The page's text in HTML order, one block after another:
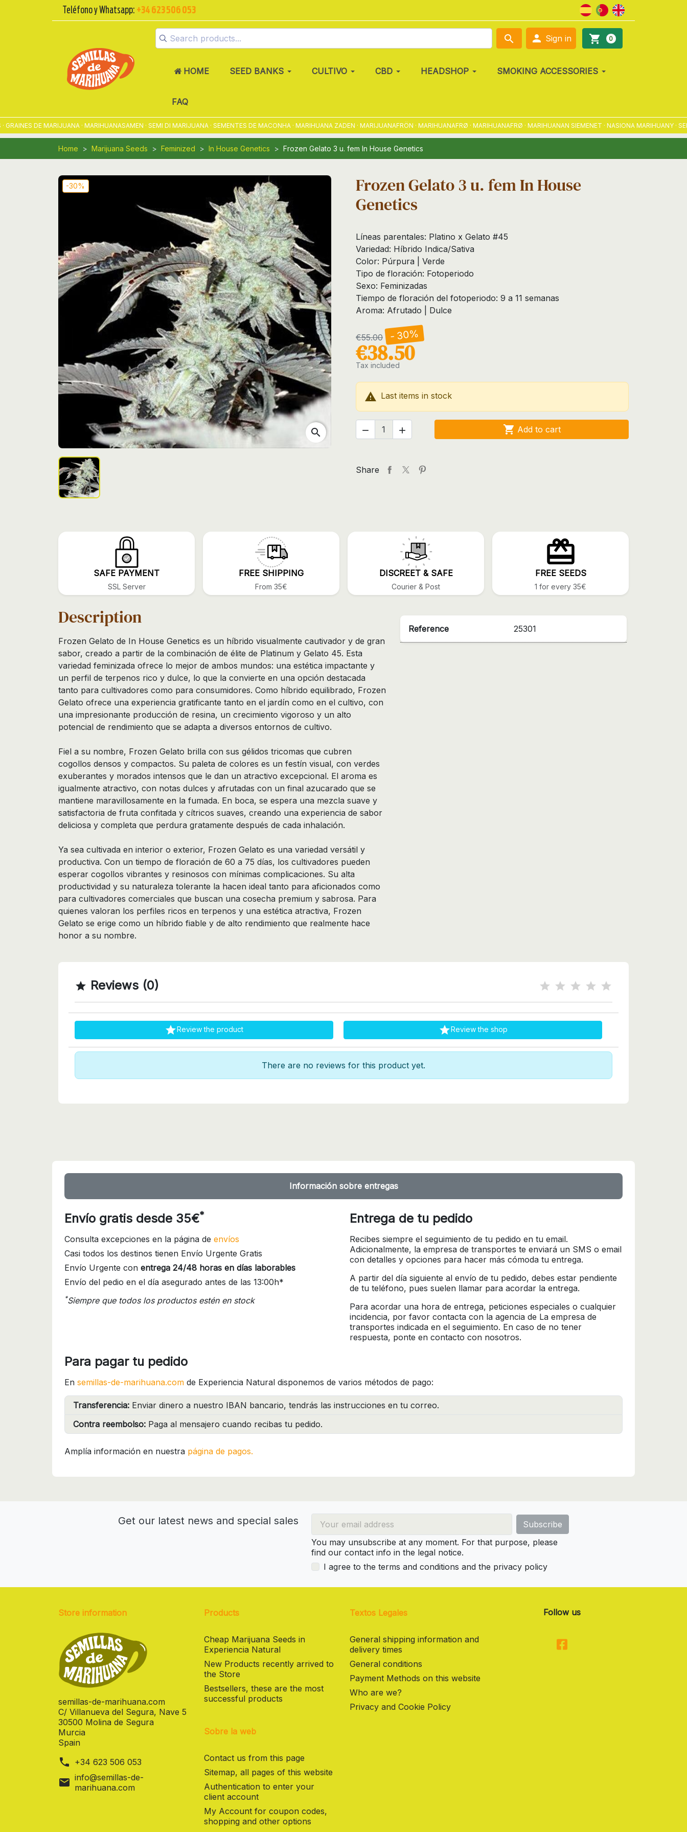
Teléfono y Whatsapp: +34 623 506 053
search  Sign in shopping_cart 0
HOME SEED BANKS CULTIVO CBD HEADSHOP SMOKING ACCESSORIES
FAQ
DE MARIJUANA · MARIHUANASAMEN · SEMI DI MARIJUANA · SEMENTES DE MACONHA · MARIHUANA ZADEN · MARIJUANAFRÖN · MARIHUANAFRØ · MARIHUANAFRØ · MARIHUANAN SIEMENET · NASIONA MARIHUANY ·
Home Marijuana Seeds Feminized In House Genetics Frozen Gelato 3 u. fem In House Genetics
-30%
search
Frozen Gelato 3 u. fem In House
Genetics
Líneas parentales: Platino x Gelato #45
Variedad: Híbrido Indica/Sativa
Color: Púrpura | Verde
Tipo de floración: Fotoperiodo
Sexo: Feminizadas
Tiempo de floración del fotoperiodo: 9 a 11 semanas
Aroma: Afrutado | Dulce
€55.00 - 30%
€38.50
Tax included
 Last items in stock
   Add to cart
Share
SAFE PAYMENT
SSL Server
FREE SHIPPING
From 35€
DISCREET & SAFE
Courier & Post
FREE SEEDS
1 for every 35€
Reference 25301
Description
Frozen Gelato de In House Genetics es un híbrido visualmente cautivador y de gran
sabor, creado a partir de la combinación de élite de Platinum y Gelato 45. Esta
variedad feminizada ofrece lo mejor de ambos mundos: una estética impactante y
un perfil de terpenos rico y dulce, lo que la convierte en una opción destacada
tanto para cultivadores como para consumidores. Como híbrido equilibrado, Frozen
Gelato ofrece una experiencia gratificante tanto en el jardín como en el cultivo, con
una impresionante producción de resina, un crecimiento vigoroso y un alto
potencial de rendimiento que se adapta a diversos entornos de cultivo.
Fiel a su nombre, Frozen Gelato brilla con sus gélidos tricomas que cubren
cogollos densos y compactos. Su paleta de colores es un festín visual, con verdes
exuberantes y morados intensos que le dan un atractivo excepcional. El aroma es
igualmente atractivo, con notas dulces y afrutadas con un final azucarado que se
mantiene maravillosamente en la fumada. En boca, se espera una mezcla suave y
satisfactoria de fruta confitada y cítricos suaves, creando una experiencia de sabor
deliciosa y completa que perdura gratamente después de cada inhalación.
Ya sea cultivada en interior o exterior, Frozen Gelato es una variedad versátil y
productiva. Con un tiempo de floración de 60 a 75 días, los cultivadores pueden
esperar cogollos vibrantes y resinosos con mínimas complicaciones. Su alta
productividad y su naturaleza tolerante la hacen ideal tanto para aficionados como
para cultivadores comerciales que buscan una cosecha premium y sabrosa. Para
quienes valoran los perfiles ricos en terpenos y una estética atractiva, Frozen
Gelato se erige como un híbrido fiable y de alto rendimiento que realmente hace
honor a su nombre.
 Reviews (0)
Review the product Review the shop
There are no reviews for this product yet.
Información sobre entregas
Envío gratis desde 35€*
Consulta excepciones en la página de envíos
Casi todos los destinos tienen Envío Urgente Gratis
Envío Urgente con entrega 24/48 horas en días laborables
Envío del pedio en el día asegurado antes de las 13:00h*
*Siempre que todos los productos estén en stock
Entrega de tu pedido
Recibes siempre el seguimiento de tu pedido en tu email.
Adicionalmente, la empresa de transportes te enviará un SMS o email
con detalles y opciones para hacer más cómoda tu entrega.
A partir del día siguiente al envío de tu pedido, debes estar pendiente
de tu teléfono, pues suelen llamar para acordar la entrega.
Para acordar una hora de entrega, peticiones especiales o cualquier
incidencia, por favor contacta con la agencia de La empresa de
transportes indicada en el seguimiento. En caso de no tener
respuesta, ponte en contacto con nosotros.
Para pagar tu pedido
En semillas-de-marihuana.com de Experiencia Natural disponemos de varios métodos de pago:
Transferencia: Enviar dinero a nuestro IBAN bancario, tendrás las instrucciones en tu correo.
Contra reembolso: Paga al mensajero cuando recibas tu pedido.
Amplía información en nuestra página de pagos.
Get our latest news and special sales
You may unsubscribe at any moment. For that purpose, please
find our contact info in the legal notice.
I agree to the terms and conditions and the privacy policy
Store information
semillas-de-marihuana.com
C/ Villanueva del Segura, Nave 5
30500 Molina de Segura
Murcia
Spain
phone +34 623 506 053
mail info@semillas-de-
marihuana.com
Products
Cheap Marijuana Seeds in
Experiencia Natural
New Products recently arrived to
the Store
Bestsellers, these are the most
successful products
Sobre la web
Contact us from this page
Sitemap, all pages of this website
Authentication to enter your
client account
My Account for coupon codes,
shopping and other options
Textos Legales
General shipping information and
delivery times
General conditions
Payment Methods on this website
Who are we?
Privacy and Cookie Policy
Follow us